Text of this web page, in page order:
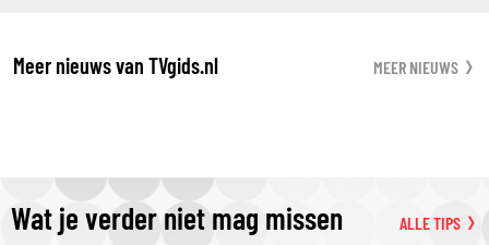
Meer nieuws van TVgids.nl MEER NIEUWS
Wat je verder niet mag missen ALLE TIPS